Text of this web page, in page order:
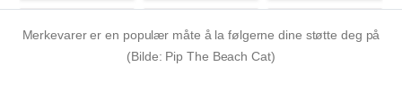
Merkevarer er en populær måte å la følgerne dine støtte deg på
(Bilde: Pip The Beach Cat)